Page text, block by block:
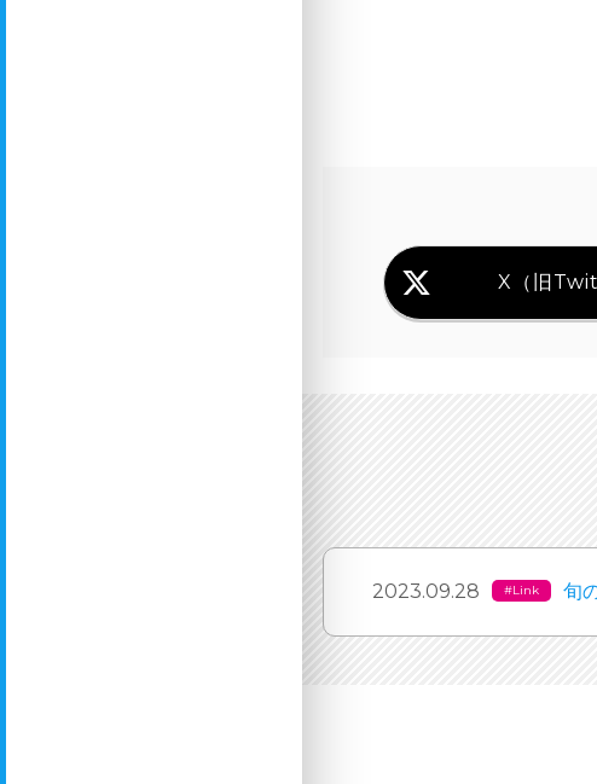
X（旧
2023.09.28 #Link 旬